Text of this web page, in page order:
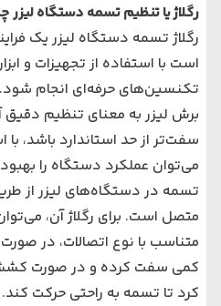
رگلاژ یا تنظیم تسمه دستگاه
رگلاژ تسمه دستگاه لیزر یک
است با استفاده از تجهیزات و
تکنسین‌های حرفه‌ای انجام
برش لیزر به معنای تنظیم
سفت‌تر از حد استاندارد باشد، با
می‌توان عملکرد دستگاه را
تسمه در دستگاه‌های لیزر از
متصل است. برای رگلاژ آن، می‌توان
متناسب با نوع اتصالات، در
کمی سفت کرده و در صورت
کرد تا تسمه به راحتی حرکت کند.